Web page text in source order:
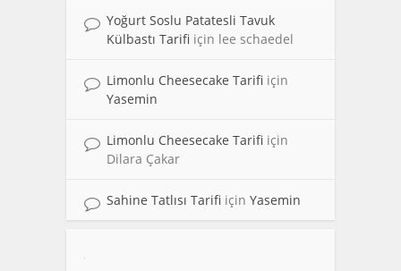
Yoğurt Soslu Patatesli Tavuk
Külbastı Tarifi için lee schaedel
Limonlu Cheesecake Tarifi için
Yasemin
Limonlu Cheesecake Tarifi için
Dilara Çakar
Sahine Tatlısı Tarifi için Yasemin